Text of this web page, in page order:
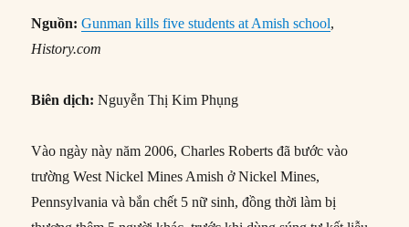
Nguồn:Gunman kills five students at Amish school,
History.com
Biên dịch: Nguyễn Thị Kim Phụng
Vào ngày này năm 2006, Charles Roberts đã bước vào
trường West Nickel Mines Amish ở Nickel Mines,
Pennsylvania và bắn chết 5 nữ sinh, đồng thời làm bị